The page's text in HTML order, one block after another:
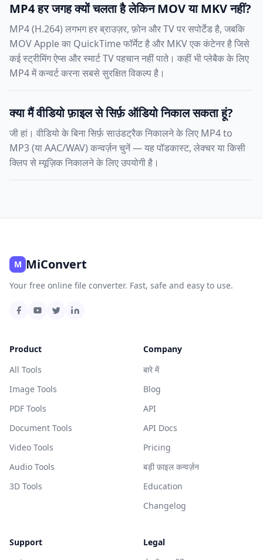
MP4 हर जगह क्यों चलता है लेकिन MOV या MKV नहीं?
MP4 (H.264) लगभग हर ब्राउज़र, फ़ोन और TV पर सपोर्टेड है, जबकि
MOV Apple का QuickTime फॉर्मेट है और MKV एक कंटेनर है जिसे
कई स्ट्रीमिंग ऐप्स और स्मार्ट TV पहचान नहीं पाते। कहीं भी प्लेबैक के लिए
MP4 में कन्वर्ट करना सबसे सुरक्षित विकल्प है।
क्या मैं वीडियो फ़ाइल से सिर्फ़ ऑडियो निकाल सकता हूं?
जी हां। वीडियो के बिना सिर्फ़ साउंडट्रैक निकालने के लिए MP4 to
MP3 (या AAC/WAV) कन्वर्ज़न चुनें — यह पॉडकास्ट, लेक्चर या किसी
क्लिप से म्यूज़िक निकालने के लिए उपयोगी है।
M MiConvert
Your free online file converter. Fast, safe and easy to use.
Product
All Tools
Image Tools
PDF Tools
Document Tools
Video Tools
Audio Tools
3D Tools
Company
बारे में
Blog
API
API Docs
Pricing
बड़ी फ़ाइल कन्वर्ज़न
Education
Changelog
Support
Legal